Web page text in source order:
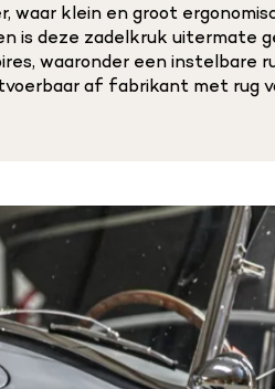
klein en groot
deze zadelkruk uitermate
waaronder een instelbare
af fabrikant met rug